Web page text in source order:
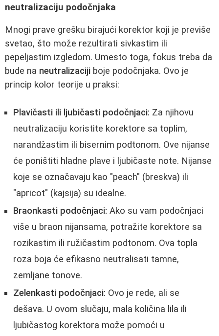
neutralizaciju podočnjaka
Mnogi prave grešku birajući korektor koji je previše
svetao, što može rezultirati sivkastim ili
pepeljastim izgledom. Umesto toga, fokus treba da
bude na neutralizaciji boje podočnjaka. Ovo je
princip kolor teorije u praksi:
Plavičasti ili ljubičasti podočnjaci: Za njihovu
neutralizaciju koristite korektore sa toplim,
narandžastim ili bisernim podtonom. Ove nijanse
će poništiti hladne plave i ljubičaste note. Nijanse
koje se označavaju kao "peach" (breskva) ili
"apricot" (kajsija) su idealne.
Braonkasti podočnjaci: Ako su vam podočnjaci
više u braon nijansama, potražite korektore sa
rozikastim ili ružičastim podtonom. Ova topla
roza boja će efikasno neutralisati tamne,
zemljane tonove.
Zelenkasti podočnjaci: Ovo je rede, ali se
dešava. U ovom slučaju, mala količina lila ili
ljubičastog korektora može pomoći u